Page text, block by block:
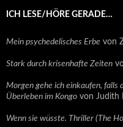
ICH LESE/HÖRE GERADE…
Mein psychedelisches Erbe von
Stark durch krisenhafte Zeiten
Morgen gehe ich einkaufen, falls
Überleben im Kongo von Judith
Wenn sie wüsste. Thriller (The